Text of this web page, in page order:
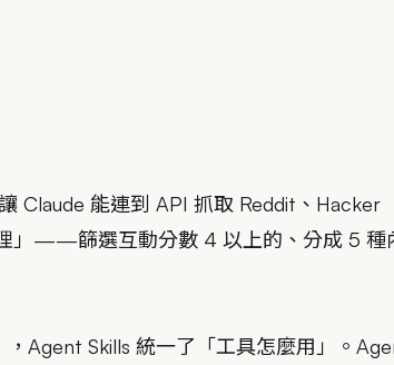
Claude 能連到 API 抓取 Reddit、Hacker
」——篩選互動分數 4 以上的、分成 5 種
Agent Skills 統一了「工具怎麼用」。